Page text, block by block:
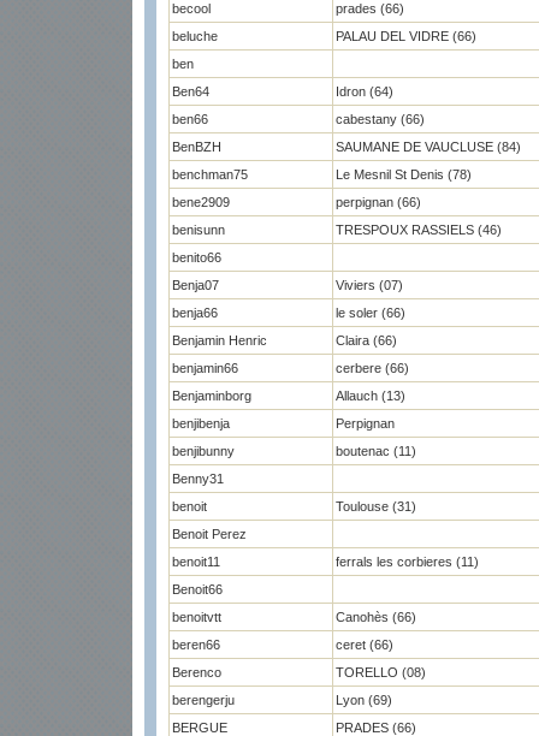
becool
prades (66)
beluche
PALAU DEL VIDRE (66)
ben
Ben64
Idron (64)
ben66
cabestany (66)
BenBZH
SAUMANE DE VAUCLUSE (84)
benchman75
Le Mesnil St Denis (78)
bene2909
perpignan (66)
benisunn
TRESPOUX RASSIELS (46)
benito66
Benja07
Viviers (07)
benja66
le soler (66)
Benjamin Henric
Claira (66)
benjamin66
cerbere (66)
Benjaminborg
Allauch (13)
benjibenja
Perpignan
benjibunny
boutenac (11)
Benny31
benoit
Toulouse (31)
Benoit Perez
benoit11
ferrals les corbieres (11)
Benoit66
benoitvtt
Canohès (66)
beren66
ceret (66)
Berenco
TORELLO (08)
berengerju
Lyon (69)
BERGUE
PRADES (66)